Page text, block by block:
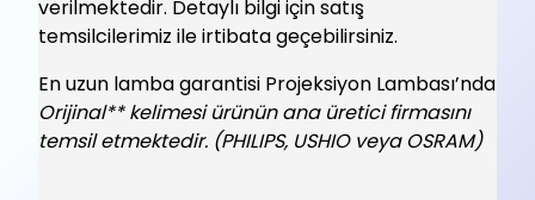
verilmektedir. Detaylı bilgi için satış
temsilcilerimiz ile irtibata geçebilirsiniz.
En uzun lamba garantisi Projeksiyon Lambası’nda
Orijinal** kelimesi ürünün ana üretici firmasını
temsil etmektedir. (PHILIPS, USHIO veya OSRAM)